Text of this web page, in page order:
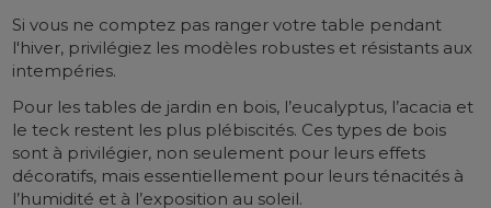
Si vous ne comptez pas ranger votre table pendant
l'hiver, privilégiez les modèles robustes et résistants aux
intempéries.
Pour les tables de jardin en bois, l’eucalyptus, l’acacia et
le teck restent les plus plébiscités. Ces types de bois
sont à privilégier, non seulement pour leurs effets
décoratifs, mais essentiellement pour leurs ténacités à
l’humidité et à l’exposition au soleil.